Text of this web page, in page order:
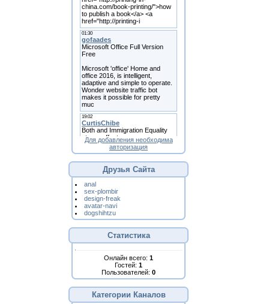
Для добавления необходима
авторизация
Друзья Сайта
anal
sex-plombir
design-freak
avatar-navi
dogshihtzu
Статистика
Онлайн всего: 1
Гостей: 1
Пользователей: 0
Категории Каналов